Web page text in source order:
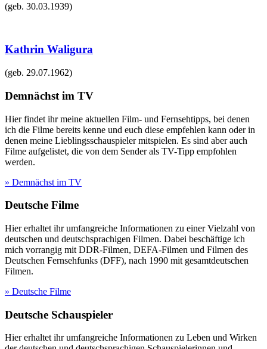
(geb. 30.03.1939)
Kathrin Waligura
(geb. 29.07.1962)
Demnächst im TV
Hier findet ihr meine aktuellen Film- und Fernsehtipps, bei denen
ich die Filme bereits kenne und euch diese empfehlen kann oder in
denen meine Lieblingsschauspieler mitspielen. Es sind aber auch
Filme aufgelistet, die von dem Sender als TV-Tipp empfohlen
werden.
» Demnächst im TV
Deutsche Filme
Hier erhaltet ihr umfangreiche Informationen zu einer Vielzahl von
deutschen und deutschsprachigen Filmen. Dabei beschäftige ich
mich vorrangig mit DDR-Filmen, DEFA-Filmen und Filmen des
Deutschen Fernsehfunks (DFF), nach 1990 mit gesamtdeutschen
Filmen.
» Deutsche Filme
Deutsche Schauspieler
Hier erhaltet ihr umfangreiche Informationen zu Leben und Wirken